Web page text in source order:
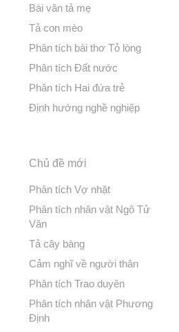
Bài văn tả mẹ
Tả con mèo
Phân tích bài thơ Tỏ lòng
Phân tích Đất nước
Phân tích Hai đứa trẻ
Định hướng nghề nghiệp
Chủ đề mới
Phân tích Vợ nhặt
Phân tích nhân vật Ngô Tử
Văn
Tả cây bàng
Cảm nghĩ về người thân
Phân tích Trao duyên
Phân tích nhân vật Phương
Định